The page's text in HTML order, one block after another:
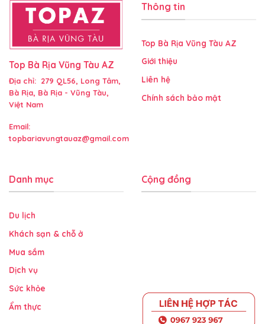
Top Bà Rịa Vũng Tàu AZ
Địa chỉ: 279 QL56, Long Tâm,
Bà Rịa, Bà Rịa - Vũng Tàu,
Việt Nam
Email:
topbariavungtauaz@gmail.com
Thông tin
Top Bà Rịa Vũng Tàu AZ
Giới thiệu
Liên hệ
Chính sách bảo mật
Danh mục
Du lịch
Khách sạn & chỗ ở
Mua sắm
Dịch vụ
Sức khỏe
Ẩm thực
Cộng đồng